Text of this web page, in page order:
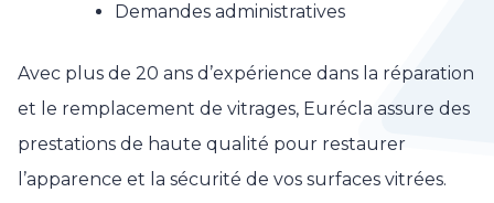
Demandes administratives
Avec plus de 20 ans d’expérience dans la réparation
et le remplacement de vitrages, Eurécla assure des
prestations de haute qualité pour restaurer
l’apparence et la sécurité de vos surfaces vitrées.